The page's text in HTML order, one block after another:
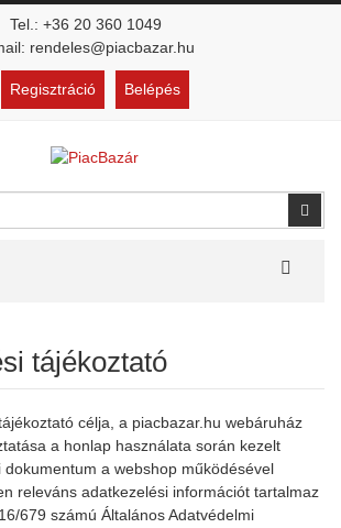
Tel.: +36 20 360 1049
rendeles@piacbazar.hu
Regisztráció Belépés
MENU
tájékoztató
célja, a piacbazar.hu webáruház
a honlap használata során kezelt
dokumentum a webshop működésével
releváns adatkezelési információt tartalmaz
679 számú Általános Adatvédelmi